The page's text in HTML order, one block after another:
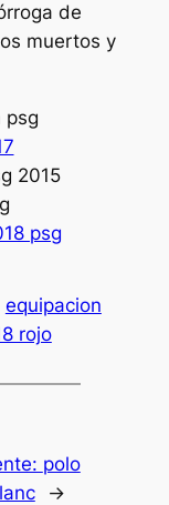
de
muertos y
equipacion
rojo
polo
→